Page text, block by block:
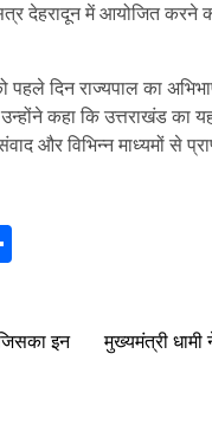
देहरादून में आयोजित करने का
दिन राज्यपाल का
कहा कि उत्तराखंड का
और विभिन्न माध्यमों से
इन
मुख्यमंत्री